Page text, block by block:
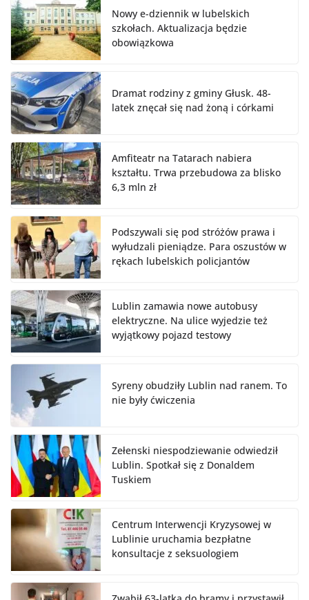
Nowy e-dziennik w lubelskich
szkołach. Aktualizacja będzie
obowiązkowa
Dramat rodziny z gminy Głusk. 48-
latek znęcał się nad żoną i córkami
Amfiteatr na Tatarach nabiera
kształtu. Trwa przebudowa za blisko
6,3 mln zł
Podszywali się pod stróżów prawa i
wyłudzali pieniądze. Para oszustów w
rękach lubelskich policjantów
Lublin zamawia nowe autobusy
elektryczne. Na ulice wyjedzie też
wyjątkowy pojazd testowy
Syreny obudziły Lublin nad ranem. To
nie były ćwiczenia
Zełenski niespodziewanie odwiedził
Lublin. Spotkał się z Donaldem
Tuskiem
Centrum Interwencji Kryzysowej w
Lublinie uruchamia bezpłatne
konsultacje z seksuologiem